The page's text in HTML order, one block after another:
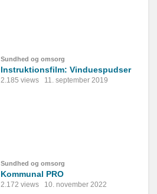
Sundhed og omsorg
Instruktionsfilm: Vinduespudser
2.185 views 11. september 2019
Sundhed og omsorg
Kommunal PRO
2.172 views 10. november 2022